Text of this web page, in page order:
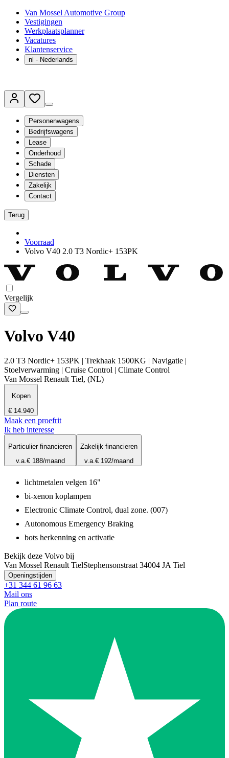
Van Mossel Automotive Group
Vestigingen
Werkplaatsplanner
Vacatures
Klantenservice
nl - Nederlands
Personenwagens
Bedrijfswagens
Lease
Onderhoud
Schade
Diensten
Zakelijk
Contact
Terug
Voorraad
Volvo V40 2.0 T3 Nordic+ 153PK
Vergelijk
Volvo V40
2.0 T3 Nordic+ 153PK | Trekhaak 1500KG | Navigatie |
Stoelverwarming | Cruise Control | Climate Control
Van Mossel Renault Tiel, (NL)
Kopen
€ 14.940
Maak een proefrit
Ik heb interesse
Particulier financieren
v.a.€ 188/maand
Zakelijk financieren
v.a.€ 192/maand
lichtmetalen velgen 16"
bi-xenon koplampen
Electronic Climate Control, dual zone. (007)
Autonomous Emergency Braking
bots herkenning en activatie
Bekijk deze Volvo bij
Van Mossel Renault TielStephensonstraat 34004 JA Tiel
Openingstijden
+31 344 61 96 63
Mail ons
Plan route